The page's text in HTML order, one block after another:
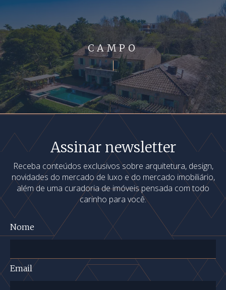
CAMPO
Assinar newsletter
Receba conteúdos exclusivos sobre arquitetura, design,
novidades do mercado de luxo e do mercado imobiliário,
além de uma curadoria de imóveis pensada com todo
carinho para você.
Nome
Email